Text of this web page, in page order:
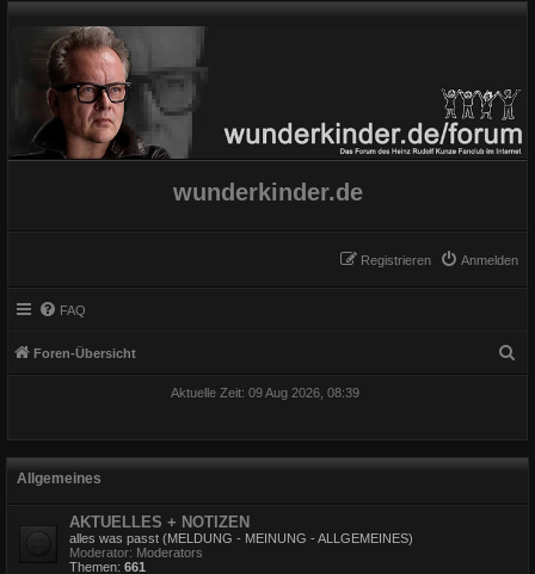
wunderkinder.de
Anmelden
Registrieren
FAQ
Foren-Übersicht
Aktuelle Zeit: 09 Aug 2026, 08:39
Allgemeines
AKTUELLES + NOTIZEN
alles was passt (MELDUNG - MEINUNG - ALLGEMEINES)
Moderator: Moderators
Themen: 661